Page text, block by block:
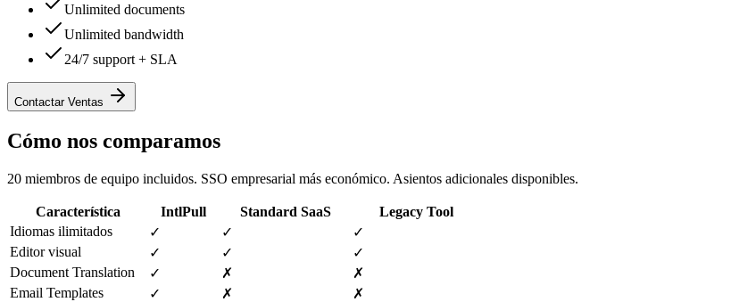
Unlimited documents
Unlimited bandwidth
24/7 support + SLA
Contactar Ventas
Cómo nos comparamos
20 miembros de equipo incluidos. SSO empresarial más económico. Asientos adicionales disponibles.
Característica IntlPull Standard SaaS
Legacy Tool
Idiomas ilimitados
✓ ✓
✓
Editor visual
✓ ✓
✓
Document Translation
✓ ✗
✗
Email Templates
✓ ✗
✗